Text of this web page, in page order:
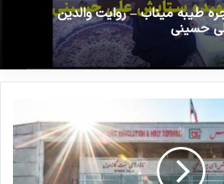
داعش
میناب
کپی لینک
طیبه میناب – روایت والدین
حسینی
حمایت مردم از اثر هنری